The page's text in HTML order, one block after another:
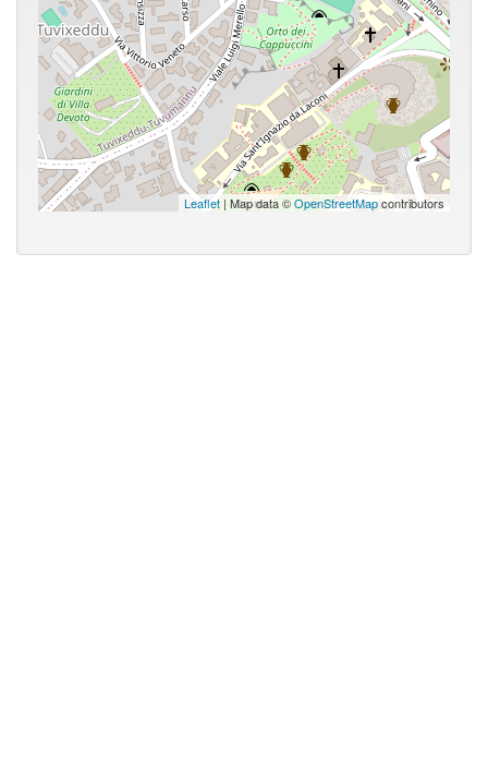
Leaflet| Map data ©OpenStreetMapcontributors